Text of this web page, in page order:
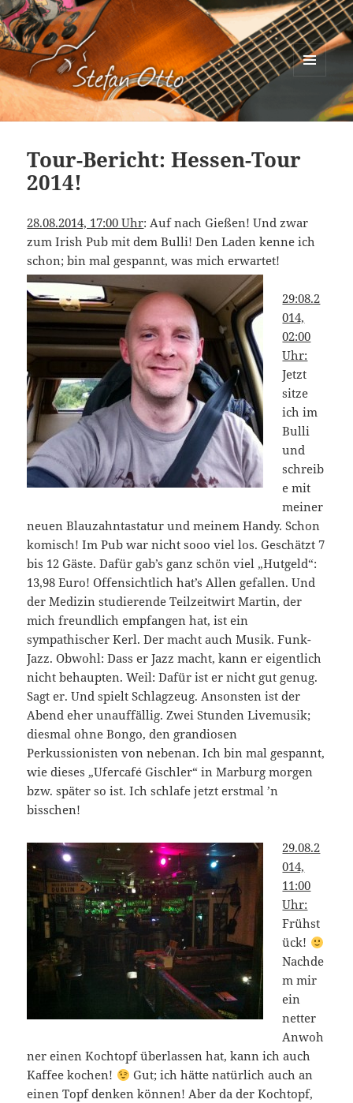
Stefan Otto
WIDGETS
Tour-Bericht: Hessen-Tour
2014!
28.08.2014, 17:00 Uhr: Auf nach Gießen! Und zwar
zum Irish Pub mit dem Bulli! Den Laden kenne ich
schon; bin mal gespannt, was mich erwartet!
29:08.2
014,
02:00
Uhr:
Jetzt
sitze
ich im
Bulli
und
schreib
e mit
meiner
neuen Blauzahntastatur und meinem Handy. Schon
komisch! Im Pub war nicht sooo viel los. Geschätzt 7
bis 12 Gäste. Dafür gab’s ganz schön viel „Hutgeld“:
13,98 Euro! Offensichtlich hat’s Allen gefallen. Und
der Medizin studierende Teilzeitwirt Martin, der
mich freundlich empfangen hat, ist ein
sympathischer Kerl. Der macht auch Musik. Funk-
Jazz. Obwohl: Dass er Jazz macht, kann er eigentlich
nicht behaupten. Weil: Dafür ist er nicht gut genug.
Sagt er. Und spielt Schlagzeug. Ansonsten ist der
Abend eher unauffällig. Zwei Stunden Livemusik;
diesmal ohne Bongo, den grandiosen
Perkussionisten von nebenan. Ich bin mal gespannt,
wie dieses „Ufercafé Gischler“ in Marburg morgen
bzw. später so ist. Ich schlafe jetzt erstmal ’n
bisschen!
29.08.2
014,
11:00
Uhr:
Frühst
ück!
Nachde
m mir
ein
netter
Anwoh
ner einen Kochtopf überlassen hat, kann ich auch
Kaffee kochen!
Gut; ich hätte natürlich auch an
einen Topf denken können! Aber da der Kochtopf,